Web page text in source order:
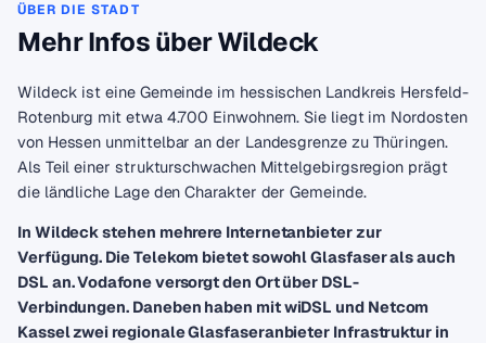
ÜBER DIE STADT
Mehr Infos über Wildeck
Wildeck ist eine Gemeinde im hessischen Landkreis Hersfeld-
Rotenburg mit etwa 4.700 Einwohnern. Sie liegt im Nordosten
von Hessen unmittelbar an der Landesgrenze zu Thüringen.
Als Teil einer strukturschwachen Mittelgebirgsregion prägt
die ländliche Lage den Charakter der Gemeinde.
In Wildeck stehen mehrere Internetanbieter zur
Verfügung. Die Telekom bietet sowohl Glasfaser als auch
DSL an. Vodafone versorgt den Ort über DSL-
Verbindungen. Daneben haben mit wiDSL und Netcom
Kassel zwei regionale Glasfaseranbieter Infrastruktur in